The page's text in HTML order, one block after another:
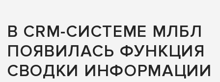
В CRM-СИСТЕМЕ МЛБЛ
ПОЯВИЛАСЬ ФУНКЦИЯ
СВОДКИ ИНФОРМАЦИИ